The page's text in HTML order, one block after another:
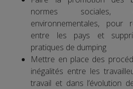
normes sociales,
environnementales, pour
entre les pays et
pratiques de dumping
Mettre en place des
inégalités entre les
travail et dans l’évolution